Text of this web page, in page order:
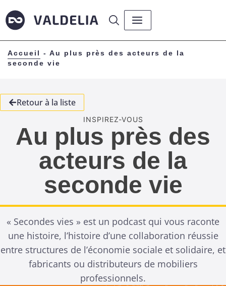
Accueil - Au plus près des acteurs de la
seconde vie
Retour à la liste
INSPIREZ-VOUS
Au plus près des
acteurs de la
seconde vie
« Secondes vies » est un podcast qui vous raconte
une histoire, l’histoire d’une collaboration réussie
entre structures de l’économie sociale et solidaire, et
fabricants ou distributeurs de mobiliers
professionnels.